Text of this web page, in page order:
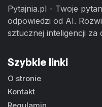
Pytajnia.pl - Twoje
odpowiedzi od AI.
sztucznej inteligencji za
Szybkie linki
O stronie
Kontakt